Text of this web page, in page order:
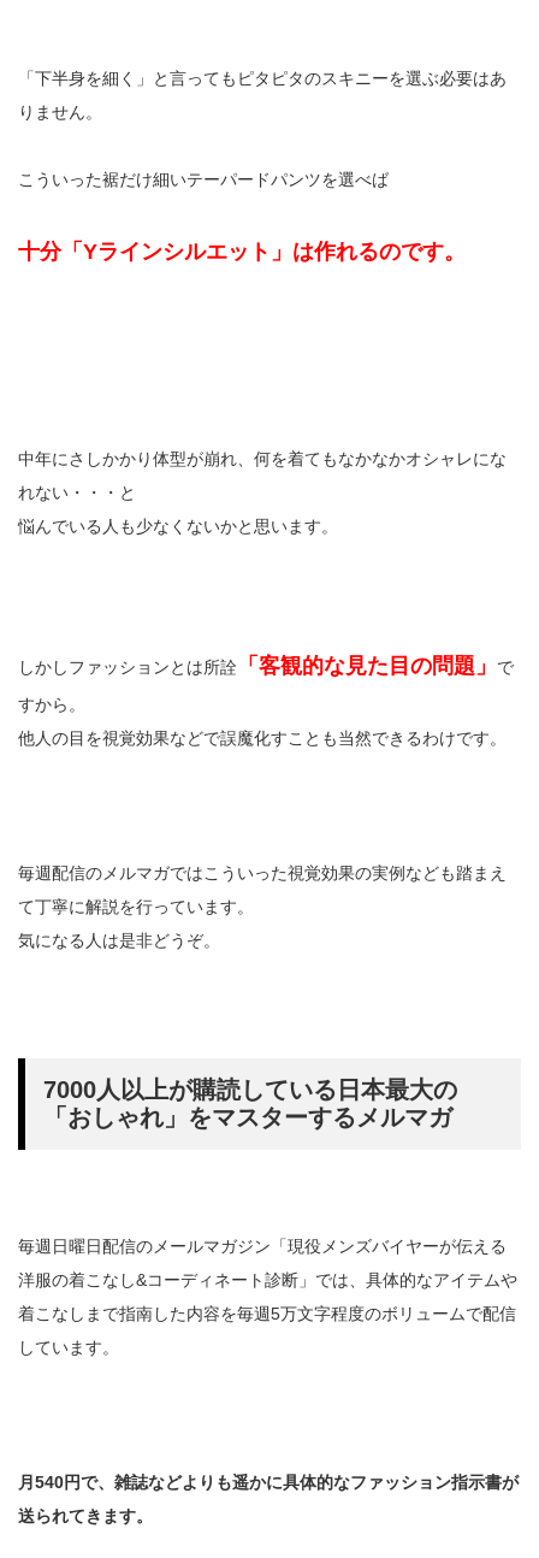
「下半身を細く」と言ってもピタピタのスキニーを選ぶ必要はあ
りません。
こういった裾だけ細いテーパードパンツを選べば
十分「Yラインシルエット」は作れるのです。
中年にさしかかり体型が崩れ、何を着てもなかなかオシャレにな
れない・・・と
悩んでいる人も少なくないかと思います。
しかしファッションとは所詮 「客観的な見た目の問題」
で
すから。
他人の目を視覚効果などで誤魔化すことも当然できるわけです。
毎週配信のメルマガではこういった視覚効果の実例なども踏まえ
て丁寧に解説を行っています。
気になる人は是非どうぞ。
7000人以上が購読している日本最大の
「おしゃれ」をマスターするメルマガ
毎週日曜日配信のメールマガジン「現役メンズバイヤーが伝える
洋服の着こなし&コーディネート診断」では、具体的なアイテムや
着こなしまで指南した内容を毎週5万文字程度のボリュームで配信
しています。
月540円で、雑誌などよりも遥かに具体的なファッション指示書が
送られてきます。